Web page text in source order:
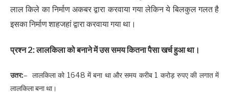
लाल किले का निर्माण अकबर द्वारा करवाया गया लेकिन ये बिलकुल गलत है
इसका निर्माण शाहजहां द्वारा करवाया गया था।
प्रश्न 2: लालकिला को बनाने में उस समय कितना पैसा खर्च हुआ था।
उतर:– लालकिला को 1648 में बना था और समय करीब 1 करोड़ रुपए की लगात में
लालकिला बना था।